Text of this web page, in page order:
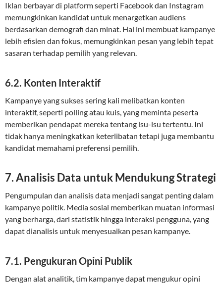
Iklan berbayar di platform seperti Facebook dan Instagram
memungkinkan kandidat untuk menargetkan audiens
berdasarkan demografi dan minat. Hal ini membuat kampanye
lebih efisien dan fokus, memungkinkan pesan yang lebih tepat
sasaran terhadap pemilih yang relevan.
6.2. Konten Interaktif
Kampanye yang sukses sering kali melibatkan konten
interaktif, seperti polling atau kuis, yang meminta peserta
memberikan pendapat mereka tentang isu-isu tertentu. Ini
tidak hanya meningkatkan keterlibatan tetapi juga membantu
kandidat memahami preferensi pemilih.
7. Analisis Data untuk Mendukung Strategi
Pengumpulan dan analisis data menjadi sangat penting dalam
kampanye politik. Media sosial memberikan muatan informasi
yang berharga, dari statistik hingga interaksi pengguna, yang
dapat dianalisis untuk menyesuaikan pesan kampanye.
7.1. Pengukuran Opini Publik
Dengan alat analitik, tim kampanye dapat mengukur opini